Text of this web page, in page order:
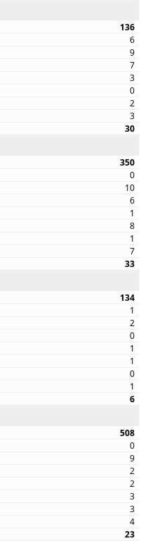
136
6
9
7
3
0
2
3
30
350
0
10
6
1
8
1
7
33
134
1
2
0
1
1
0
1
6
508
0
9
2
2
3
3
4
23